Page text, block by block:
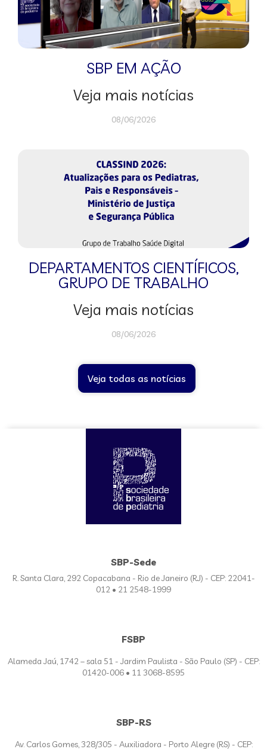
SBP EM AÇÃO
Veja mais notícias
08/06/2026
DEPARTAMENTOS CIENTÍFICOS,
GRUPO DE TRABALHO
Veja mais notícias
08/06/2026
Veja todas as notícias
SBP-Sede
R. Santa Clara, 292 Copacabana - Rio de Janeiro (RJ) - CEP: 22041-
012 • 21 2548-1999
FSBP
Alameda Jaú, 1742 – sala 51 - Jardim Paulista - São Paulo (SP) - CEP:
01420-006 • 11 3068-8595
SBP-RS
Av. Carlos Gomes, 328/305 - Auxiliadora - Porto Alegre (RS) - CEP: